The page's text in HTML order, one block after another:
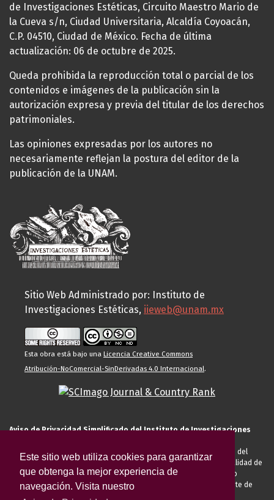
Este sitio web utiliza cookies para garantizar
que obtenga la mejor experiencia de
navegación. Visita nuestro
de Investigaciones Estéticas, Circuito Maestro Mario de
la Cueva s/n, Ciudad Universitaria, Alcaldía Coyoacán,
C.P. 04510, Ciudad de México. Fecha de última
actualización: 06 de octubre de 2025.
Queda prohibida la reproducción total o parcial de los
contenidos e imágenes de la publicación sin la
autorización expresa y previa del titular de los derechos
patrimoniales.
Las opiniones expresadas por los autores no
necesariamente reflejan la postura del editor de la
publicación de la UNAM.
Sitio Web Administrado por: Instituto de
Investigaciones Estéticas, iieweb@unam.mx
Esta obra está bajo una Licencia Creative Commons
Atribución-NoComercial-SinDerivadas 4.0 Internacional.
Aviso de Privacidad Simplificado del Instituto de Investigaciones
El Instituto de Investigaciones Estéticas de la UNAM, es responsable del
tratamiento de sus datos personales para el registro de usted en calidad de
alumno, docente, personal de la entidad académica, conferencista o
invitado externo (nacional o extranjero), visitante, proveedor o cliente de